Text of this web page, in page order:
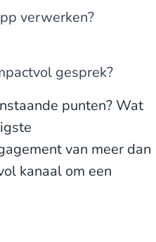
verwerken?
gesprek?
punten? Wat
van meer dan
kanaal om een